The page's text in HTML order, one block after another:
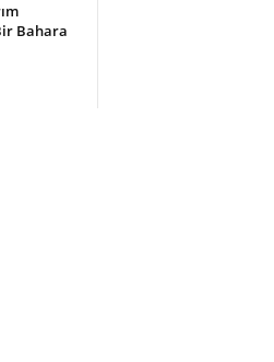
Bahara